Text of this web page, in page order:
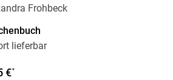
Frohbeck
lieferbar
€*